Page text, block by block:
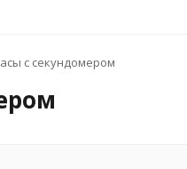
с секундомером